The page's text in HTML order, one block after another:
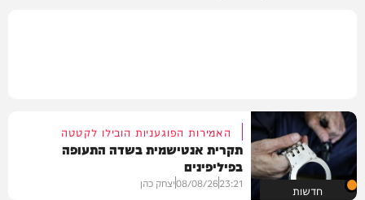
חדשות
האמירות הפוגעניות הובילו לקטטה
תקרית אנטישמית בשדה התעופה
בפיליפינים
23:21
08/08/26יצחק כהן